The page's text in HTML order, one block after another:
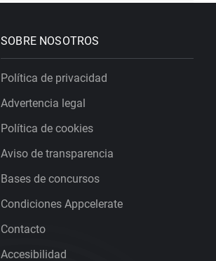
SOBRE NOSOTROS
Política de privacidad
Advertencia legal
Política de cookies
Aviso de transparencia
Bases de concursos
Condiciones Appcelerate
Contacto
Accesibilidad